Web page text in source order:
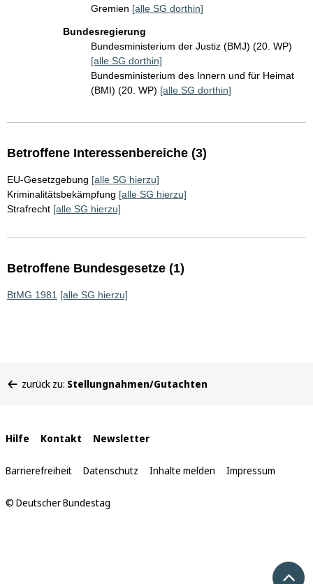
Gremien [alle SG dorthin]
Bundesregierung
Bundesministerium der Justiz (BMJ) (20. WP)
[alle SG dorthin]
Bundesministerium des Innern und für Heimat
(BMI) (20. WP) [alle SG dorthin]
Betroffene Interessenbereiche (3)
EU-Gesetzgebung [alle SG hierzu]
Kriminalitätsbekämpfung [alle SG hierzu]
Strafrecht [alle SG hierzu]
Betroffene Bundesgesetze (1)
BtMG 1981 [alle SG hierzu]
befinden
zurück zu: Stellungnahmen/Gutachten
Interne
Links
Hilfe Kontakt Newsletter
Barrierefreiheit Datenschutz Inhalte melden Impressum
© Deutscher Bundestag